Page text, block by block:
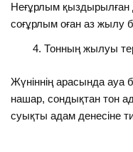
Неғұрлым қыздырылған
соғұрлым оған аз жылу
Тонның жылуы
Жүніннің арасында ауа
нашар, сондықтан тон
суықты адам денесіне